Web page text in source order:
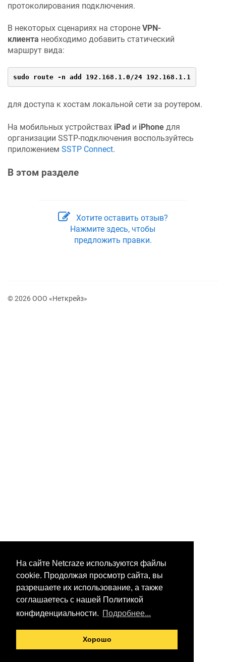
На сайте Netcraze используются файлы
cookie. Продолжая просмотр сайта, вы
разрешаете их использование, а также
соглашаетесь с нашей Политикой
конфиденциальности. Подробнее...
Хорошо
протоколирования подключения.
В некоторых сценариях на стороне VPN-
клиента необходимо добавить статический
маршрут вида:
sudo route -n add 192.168.1.0/24 192.168.1.1
для доступа к хостам локальной сети за роутером.
На мобильных устройствах iPad и iPhone для
организации SSTP-подключения воспользуйтесь
приложением SSTP Connect.
В этом разделе
Хотите оставить отзыв?
Нажмите здесь, чтобы
предложить правки.
© 2026 ООО «Неткрейз»